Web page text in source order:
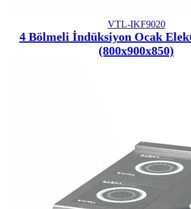
VTL-IKF9020
4 Bölmeli İndüksiyon Ocak
(800x900x850)